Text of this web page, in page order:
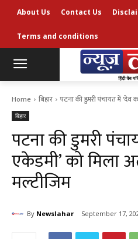
About Us Contact Us
Terms and conditions
Home बिहार पटना की डुमरी पंचायत में 'देव
बिहार
पटना की डुमरी
एकेडमी’ को मिला
मल्टीजिम
By Newslahar September 17,